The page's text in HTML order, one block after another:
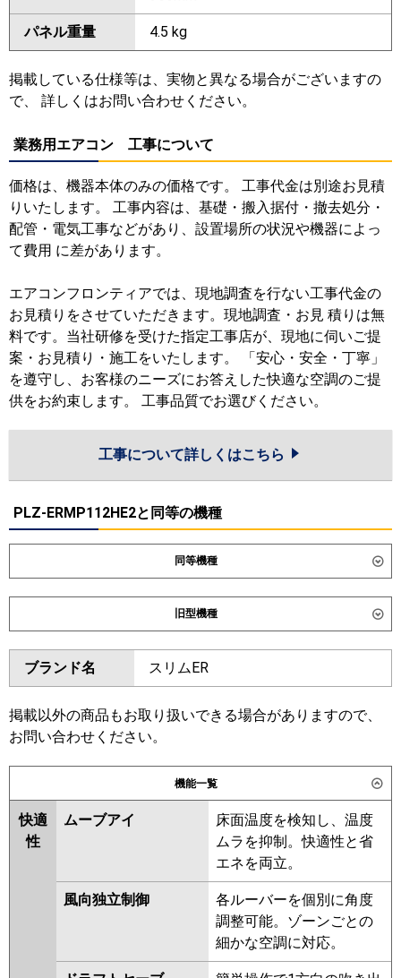
パネル重量 4.5 kg
掲載している仕様等は、実物と異なる場合がございますの
で、 詳しくはお問い合わせください。
業務用エアコン 工事について
価格は、機器本体のみの価格です。 工事代金は別途お見積
りいたします。 工事内容は、基礎・搬入据付・撤去処分・
配管・電気工事などがあり、設置場所の状況や機器によっ
て費用 に差があります。
エアコンフロンティアでは、現地調査を行ない工事代金の
お見積りをさせていただきます。現地調査・お見 積りは無
料です。当社研修を受けた指定工事店が、現地に伺いご提
案・お見積り・施工をいたします。 「安心・安全・丁寧」
を遵守し、お客様のニーズにお答えした快適な空調のご提
供をお約束します。 工事品質でお選びください。
工事について詳しくはこちら
PLZ-ERMP112HE2と同等の機種
同等機種
ダイキン SZRC112CN SZRC112C
SZRUC112C
東芝 GUHA112111XU
GUSA112141MUB GUSA112141XU
GUSA11214P1MUB
GUSA11214P1XU
三菱電機 PLZ-HRMP112H6 PLZ-
HRMP112HFG6 PLZ-
HRMP112HBF6 PLZ-
HRMP112HF6 PLZ-ERMP112H6
PLZ-ERMP112HLE6 PLZ-
ERMP112HE6
RCI-GP112RHN6 RCI-
GP112RSH12
旧型機種
ダイキン SZRC112BY SZRC112BYN
SZRUC112BY
SZRC112BJN SZRJC112BJ
SZRJC112BF SDRC112B
SDRC112BN
SZRC112BCN
東芝 GUHA11211MUB GUHA11211XU
GUEA11212XU GUEA11212MUB
GUSA11214MUB
GUSA11214XU
GUSA11214PMUB
GUSA11214PXU RUEA11232MUB
RUEA11232XU RUSA11234XU
RUSA11234MUB RUHA11231MUB
RUEA11231MUB RUSA11233MUB
ブランド名 スリムER
掲載以外の商品もお取り扱いできる場合がありますので、
お問い合わせください。
機能一覧
快適
性
ムーブアイ
床面温度を検知し、温度
ムラを抑制。快適性と省
エネを両立。
風向独立制御
各ルーバーを個別に角度
調整可能。ゾーンごとの
細かな空調に対応。